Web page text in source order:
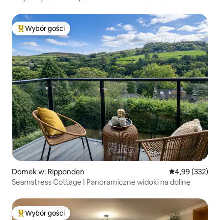
Najpopularniejsze z kategorii Wybór gości
Wybór gości
Domek w: Ripponden Średnia
4,99 (332)
Seamstress Cottage | Panoramiczne widoki na dolinę
Najpopularniejsze z kategorii Wybór gości
Wybór gości